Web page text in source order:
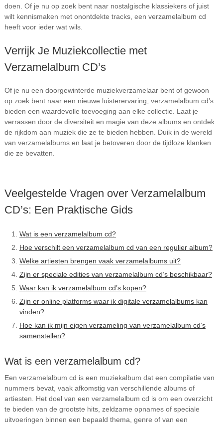
doen. Of je nu op zoek bent naar nostalgische klassiekers of juist
wilt kennismaken met onontdekte tracks, een verzamelalbum cd
heeft voor ieder wat wils.
Verrijk Je Muziekcollectie met
Verzamelalbum CD’s
Of je nu een doorgewinterde muziekverzamelaar bent of gewoon
op zoek bent naar een nieuwe luisterervaring, verzamelalbum cd’s
bieden een waardevolle toevoeging aan elke collectie. Laat je
verrassen door de diversiteit en magie van deze albums en ontdek
de rijkdom aan muziek die ze te bieden hebben. Duik in de wereld
van verzamelalbums en laat je betoveren door de tijdloze klanken
die ze bevatten.
Veelgestelde Vragen over Verzamelalbum
CD’s: Een Praktische Gids
Wat is een verzamelalbum cd?
Hoe verschilt een verzamelalbum cd van een regulier album?
Welke artiesten brengen vaak verzamelalbums uit?
Zijn er speciale edities van verzamelalbum cd’s beschikbaar?
Waar kan ik verzamelalbum cd’s kopen?
Zijn er online platforms waar ik digitale verzamelalbums kan
vinden?
Hoe kan ik mijn eigen verzameling van verzamelalbum cd’s
samenstellen?
Wat is een verzamelalbum cd?
Een verzamelalbum cd is een muziekalbum dat een compilatie van
nummers bevat, vaak afkomstig van verschillende albums of
artiesten. Het doel van een verzamelalbum cd is om een overzicht
te bieden van de grootste hits, zeldzame opnames of speciale
uitvoeringen binnen een bepaald thema, genre of van een